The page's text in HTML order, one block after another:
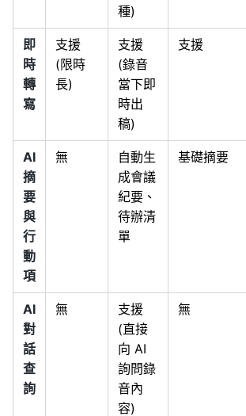
種)
即
時
轉
寫
支援
(限時
長)
支援
(錄音
當下即
時出
稿)
支援
AI
摘
要
與
行
動
項
無
自動生
成會議
紀要、
待辦清
單
基礎摘要
AI
對
話
查
詢
無
支援
(直接
向 AI
詢問錄
音內
容)
無